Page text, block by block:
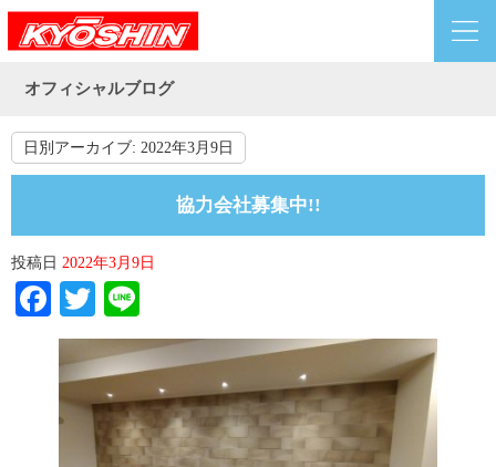
オフィシャルブログ
日別アーカイブ: 2022年3月9日
協力会社募集中!!
投稿日 2022年3月9日
Facebook
Twitter